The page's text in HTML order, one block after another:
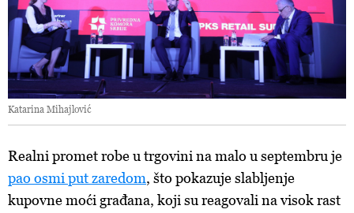
Katarina Mihajlović
Realni promet robe u trgovini na malo u septembru je
pao osmi put zaredom, što pokazuje slabljenje
kupovne moći građana, koji su reagovali na visok rast